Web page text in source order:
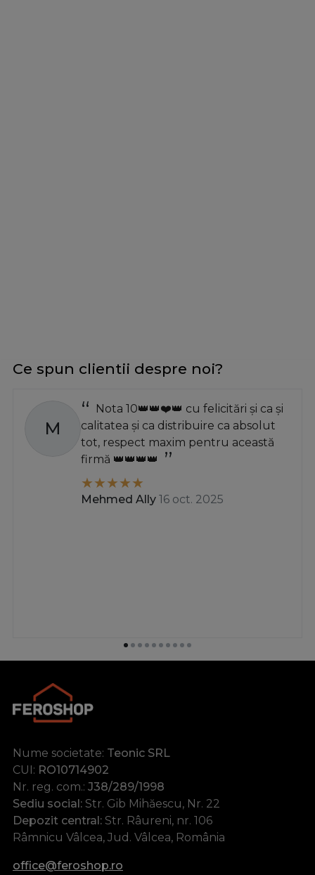
Ce spun clientii despre noi?
M
Nota 10👑👑❤️👑 cu felicitări și ca și
calitatea și ca distribuire ca absolut
tot, respect maxim pentru această
firmă 👑👑👑👑
Mehmed Ally 16 oct. 2025
Nume societate: Teonic SRL
CUI: RO10714902
Nr. reg. com.: J38/289/1998
Sediu social: Str. Gib Mihăescu, Nr. 22
Depozit central: Str. Râureni, nr. 106
Râmnicu Vâlcea, Jud. Vâlcea, România
office@feroshop.ro